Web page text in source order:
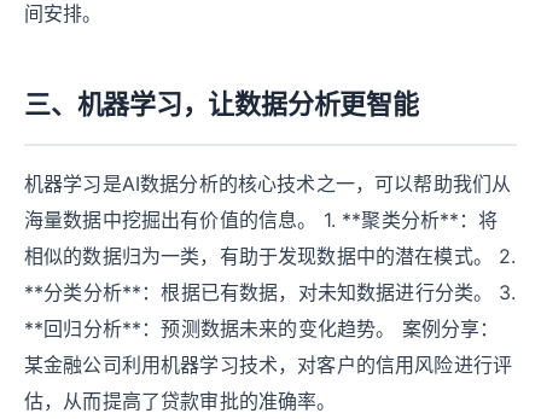
间安排。
三、机器学习，让数据分析更智能
机器学习是AI数据分析的核心技术之一，可以帮助我们从
海量数据中挖掘出有价值的信息。 1. **聚类分析**：将
相似的数据归为一类，有助于发现数据中的潜在模式。 2.
**分类分析**：根据已有数据，对未知数据进行分类。 3.
**回归分析**：预测数据未来的变化趋势。 案例分享：
某金融公司利用机器学习技术，对客户的信用风险进行评
估，从而提高了贷款审批的准确率。